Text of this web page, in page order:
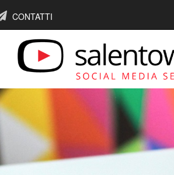
CONTATTI